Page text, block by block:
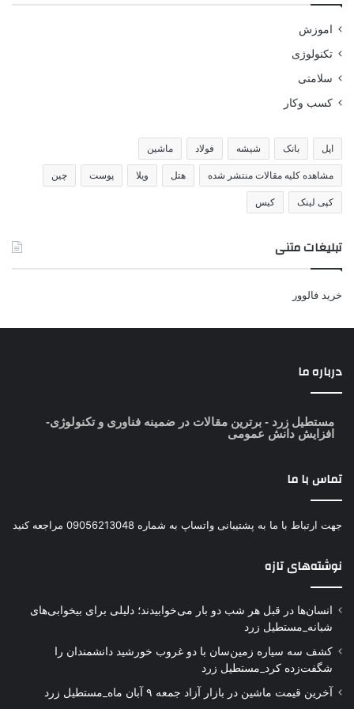
اموزش
تکنولوژی
سلامتی
کسب وکار
اپل بانک شیشه فولاد ماشین
مشاهده کلیه مقالات منتشر شده هتل ویلا پوست چین
کپی لینک کیس
تبلیغات متنی
خرید فالوور
درباره ما
مستطیل زرد - برترین مقالات در ضمینه فناوری و تکنولوژی-
افزایش دانش عمومی
تماس با ما
جهت ارتباط با ما به پشتیبانی واتساپ به شماره 09056213048 مراجعه کنید
نوشته‌های تازه
انسان‌ها در قبل هر شب دو بار می‌خوابیدند؛ دلیلی برای بیخوابی‌های
شبانه_مستطیل زرد
کشف سه سیاره زمین‌سان با دو غروب خورشید دانشمندان را
شگفت‌زده کرد_مستطیل زرد
آخرین قیمت ماشین در بازار آزاد جمعه ۹ آبان ماه_مستطیل زرد